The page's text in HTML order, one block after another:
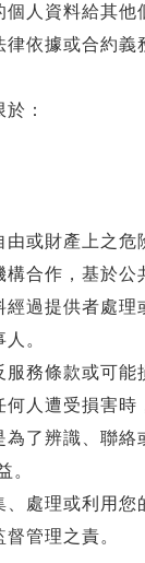
人資料給其他
依據或合約義
：
或財產上之危
合作，基於公
過提供者處理
。
務條款或可能
人遭受損害時
了辨識、聯絡
。
處理或利用您
管理之責。